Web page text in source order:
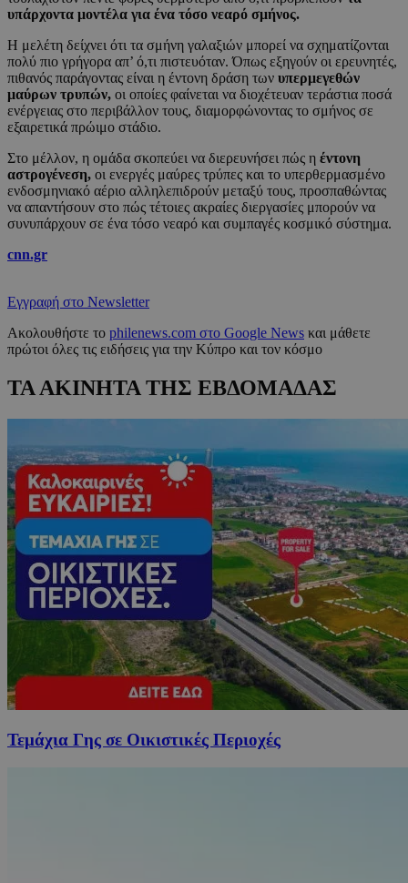
υπάρχοντα μοντέλα για ένα τόσο νεαρό σμήνος.
Η μελέτη δείχνει ότι τα σμήνη γαλαξιών μπορεί να σχηματίζονται
πολύ πιο γρήγορα απ’ ό,τι πιστευόταν. Όπως εξηγούν οι ερευνητές,
πιθανός παράγοντας είναι η έντονη δράση των υπερμεγεθών
μαύρων τρυπών, οι οποίες φαίνεται να διοχέτευαν τεράστια ποσά
ενέργειας στο περιβάλλον τους, διαμορφώνοντας το σμήνος σε
εξαιρετικά πρώιμο στάδιο.
Στο μέλλον, η ομάδα σκοπεύει να διερευνήσει πώς η έντονη
αστρογένεση, οι ενεργές μαύρες τρύπες και το υπερθερμασμένο
ενδοσμηνιακό αέριο αλληλεπιδρούν μεταξύ τους, προσπαθώντας
να απαντήσουν στο πώς τέτοιες ακραίες διεργασίες μπορούν να
συνυπάρχουν σε ένα τόσο νεαρό και συμπαγές κοσμικό σύστημα.
cnn.gr
Εγγραφή στο Newsletter
Ακολουθήστε το philenews.com στο Google News και μάθετε
πρώτοι όλες τις ειδήσεις για την Κύπρο και τον κόσμο
ΤΑ ΑΚΙΝΗΤΑ ΤΗΣ ΕΒΔΟΜΑΔΑΣ
Τεμάχια Γης σε Οικιστικές Περιοχές